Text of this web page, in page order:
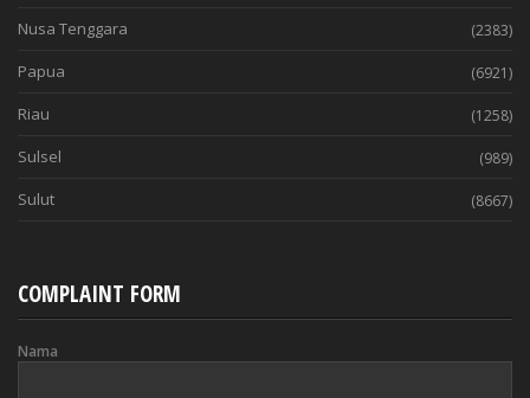
Nusa Tenggara (2383)
Papua (6921)
Riau (1258)
Sulsel (989)
Sulut (8667)
COMPLAINT FORM
Nama